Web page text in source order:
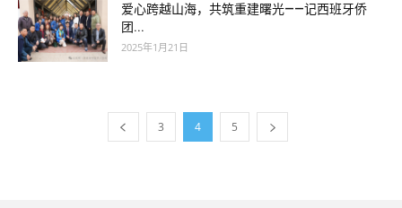
爱心跨越山海，共筑重建曙光——记西班牙侨
团...
2025年1月21日
3 4 5